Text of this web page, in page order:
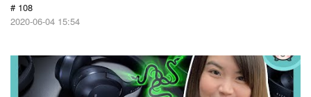
# 108
2020-06-04 15:54